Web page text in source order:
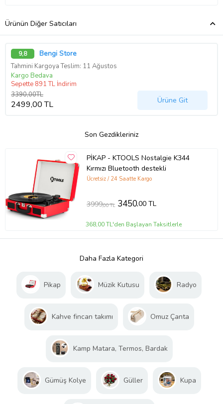
Ürünün Diğer Satıcıları
9,8 Bengi Store
Tahmini Kargoya Teslim: 11 Ağustos
Kargo Bedava
Sepette 891 TL İndirim
3390,00TL
2499,00 TL Ürüne Git
Son Gezdikleriniz
PİKAP - KTOOLS Nostalgie K344
Kırmızı Bluetooth destekli
Ücretsiz / 24 Saatte Kargo
3999,00 TL 3450,00 TL
368,00 TL'den Başlayan Taksitlerle
Daha Fazla Kategori
Pikap Müzik Kutusu Radyo
Kahve fincan takımı Omuz Çanta
Kamp Matara, Termos, Bardak
Gümüş Kolye Güller Kupa